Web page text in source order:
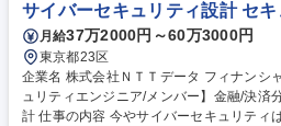
サイバーセキュリティ設計 セ
月給37万2000円～60万3000円
東京都23区
企業名 株式会社ＮＴＴデータ フィナンシャルテクノ
ュリティエンジニア/メンバー】金融/決済
計 仕事の内容 今やサイバーセキュリティは金融機関の最重要経営課題の